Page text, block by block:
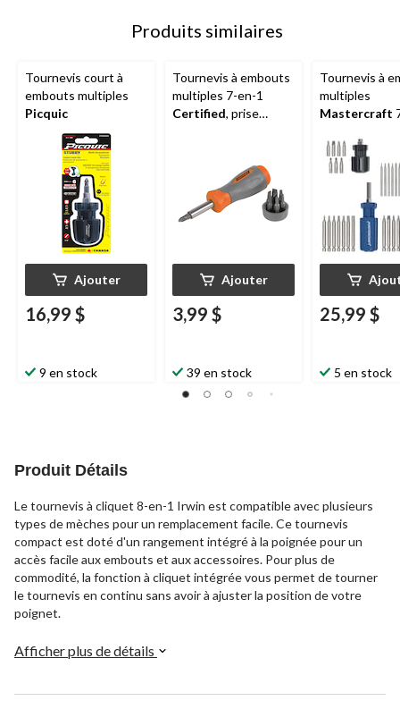
Produits similaires
Tournevis court à
embouts multiples
Picquic
Ajouter
16,99 $
9 en stock
Tournevis à embouts
multiples 7-en-1
Certified, prise
Ajouter
3,99 $
39 en stock
Tournevis à
multiples
Mastercraft
25,99 $
5 en stock
Produit Détails
Le tournevis à cliquet 8-en-1 Irwin est compatible avec plusieurs
types de mèches pour un remplacement facile. Ce tournevis
compact est doté d'un rangement intégré à la poignée pour un
accès facile aux embouts et aux accessoires. Pour plus de
commodité, la fonction à cliquet intégrée vous permet de tourner
le tournevis en continu sans avoir à ajuster la position de votre
poignet.
Afficher plus de détails